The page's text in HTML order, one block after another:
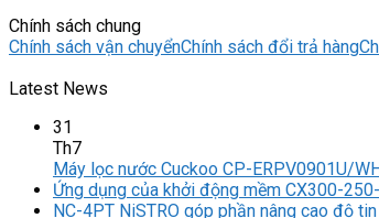
Chính sách chung
Chính sách vận chuyểnChính sách đổi trả hàng
Latest News
31
Th7
Máy lọc nước Cuckoo CP-ERPV0901U/
Ứng dụng của khởi động mềm CX300-250-
NC-4PT NiSTRO góp phần nâng cao độ